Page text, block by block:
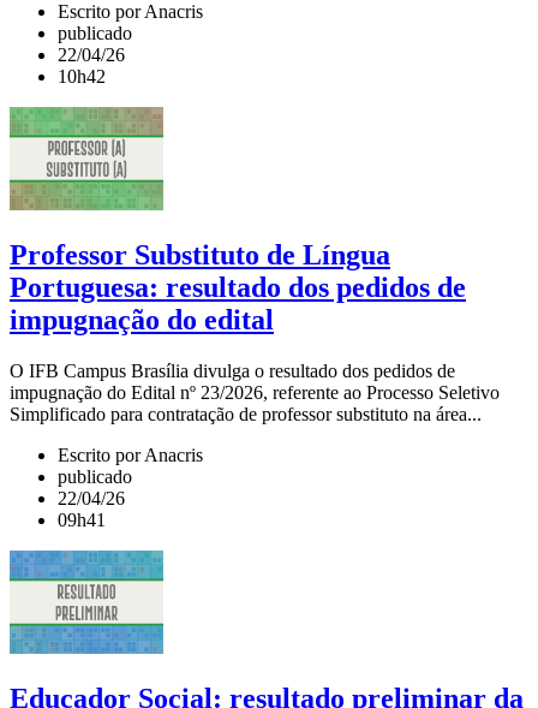
Escrito por Anacris
publicado
22/04/26
10h42
Professor Substituto de Língua
Portuguesa: resultado dos pedidos de
impugnação do edital
O IFB Campus Brasília divulga o resultado dos pedidos de
impugnação do Edital nº 23/2026, referente ao Processo Seletivo
Simplificado para contratação de professor substituto na área...
Escrito por Anacris
publicado
22/04/26
09h41
Educador Social: resultado preliminar da